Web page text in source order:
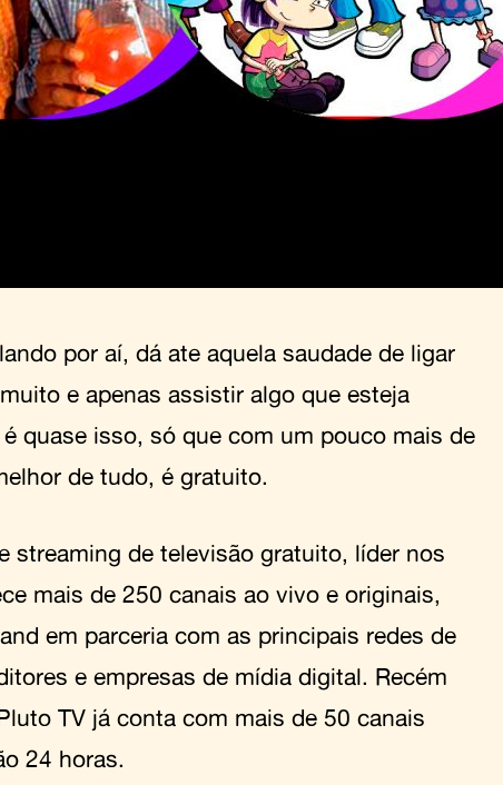
por aí, dá ate aquela saudade de ligar
e apenas assistir algo que esteja
quase isso, só que com um pouco mais de
de tudo, é gratuito.
streaming de televisão gratuito, líder nos
mais de 250 canais ao vivo e originais,
em parceria com as principais redes de
e empresas de mídia digital. Recém
TV já conta com mais de 50 canais
24 horas.